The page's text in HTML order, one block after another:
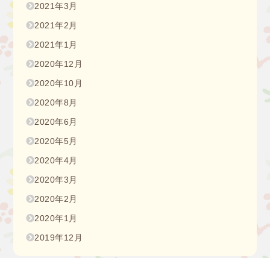
2021年3月
2021年2月
2021年1月
2020年12月
2020年10月
2020年8月
2020年6月
2020年5月
2020年4月
2020年3月
2020年2月
2020年1月
2019年12月